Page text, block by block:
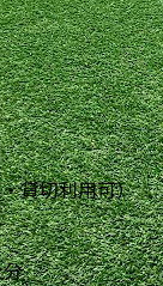
貸切利用可）